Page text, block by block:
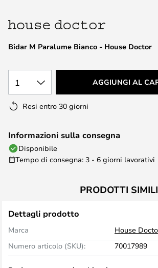
di
immagini
Bidar M Paralume Bianco - House Doctor
1 AGGIUNGI AL
Resi entro 30 giorni
Informazioni sulla consegna
Disponibile
Tempo di consegna: 3 - 6 giorni lavorativi
PRODOTTI SIMILI
Dettagli prodotto
Marca
House
Numero articolo (SKU):
70017989